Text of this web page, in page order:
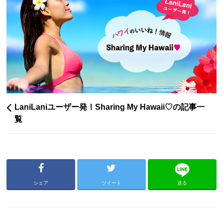
LaniLaniユーザー発！Sharing My Hawaii♡の記事一
覧
シェア ツイート 送る